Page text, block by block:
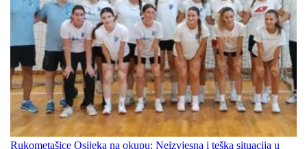
Rukometašice Osijeka na okupu: Neizvjesna i teška situacija u